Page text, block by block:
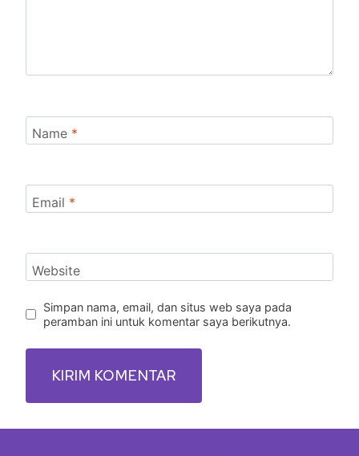
Name *
Email *
Website
Simpan nama, email, dan situs web saya pada
peramban ini untuk komentar saya berikutnya.